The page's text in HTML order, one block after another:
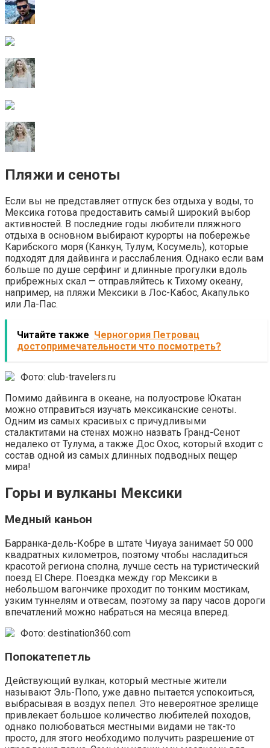
Пляжи и сеноты
Если вы не представляет отпуск без отдыха у воды, то
Мексика готова предоставить самый широкий выбор
активностей. В последние годы любители пляжного
отдыха в основном выбирают курорты на побережье
Карибского моря (Канкун, Тулум, Косумель), которые
подходят для дайвинга и расслабления. Однако если вам
больше по душе серфинг и длинные прогулки вдоль
прибрежных скал — отправляйтесь к Тихому океану,
например, на пляжи Мексики в Лос-Кабос, Акапулько
или Ла-Пас.
Читайте также Черногория Петровац
достопримечательности что посмотреть?
Фото: club-travelers.ru
Помимо дайвинга в океане, на полуострове Юкатан
можно отправиться изучать мексиканские сеноты.
Одним из самых красивых с причудливыми
сталактитами на стенах можно назвать Гранд-Сенот
недалеко от Тулума, а также Дос Охос, который входит с
состав одной из самых длинных подводных пещер
мира!
Горы и вулканы Мексики
Медный каньон
Барранка-дель-Кобре в штате Чиуауа занимает 50 000
квадратных километров, поэтому чтобы насладиться
красотой региона сполна, лучше сесть на туристический
поезд El Chepe. Поездка между гор Мексики в
небольшом вагончике проходит по тонким мостикам,
узким туннелям и отвесам, поэтому за пару часов дороги
впечатлений можно набраться на месяца вперед.
Фото: destination360.com
Попокатепетль
Действующий вулкан, который местные жители
называют Эль-Попо, уже давно пытается успокоиться,
выбрасывая в воздух пепел. Это невероятное зрелище
привлекает большое количество любителей походов,
однако полюбоваться местными видами не так-то
просто, для этого необходимо получить разрешение от